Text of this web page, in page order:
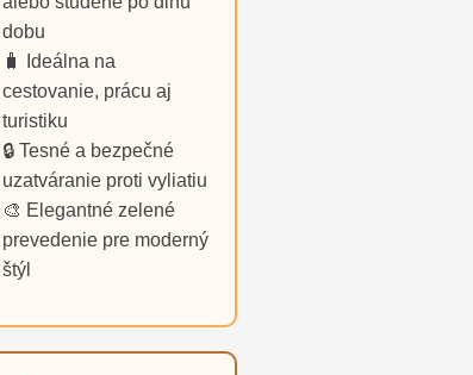
dobu
🧳 Ideálna na
cestovanie, prácu aj
turistiku
🔒 Tesné a bezpečné
uzatváranie proti vyliatiu
🎨 Elegantné zelené
prevedenie pre moderný
štýl